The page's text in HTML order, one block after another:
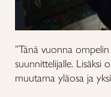
”Tänä vuonna
suunnittelijalle. Lisäksi
muutama yläosa ja